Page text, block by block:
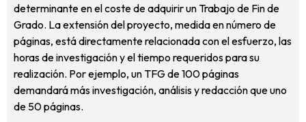
determinante en el coste de adquirir un Trabajo de Fin de
Grado. La extensión del proyecto, medida en número de
páginas, está directamente relacionada con el esfuerzo, las
horas de investigación y el tiempo requeridos para su
realización. Por ejemplo, un TFG de 100 páginas
demandará más investigación, análisis y redacción que uno
de 50 páginas.